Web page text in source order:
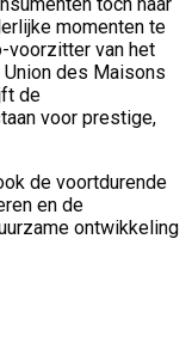
momenten te
voorzitter van het
des Maisons
de
voor prestige,
de voortdurende
en de
ontwikkeling